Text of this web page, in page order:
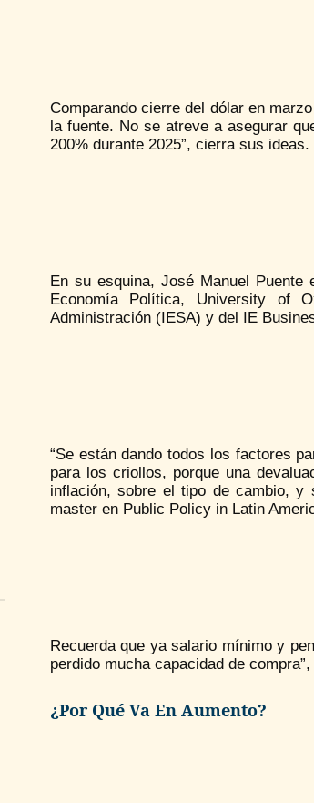
Comparando cierre del dólar en
la fuente. No se atreve a asegurar
200% durante 2025”, cierra sus ideas.
En su esquina, José Manuel Puente
Economía Política, University of
Administración (IESA) y del IE
“Se están dando todos los factores
para los criollos, porque una
inflación, sobre el tipo de cambio, y
master en Public Policy in Latin
Recuerda que ya salario mínimo y
perdido mucha capacidad de
¿Por Qué Va En Aumento?